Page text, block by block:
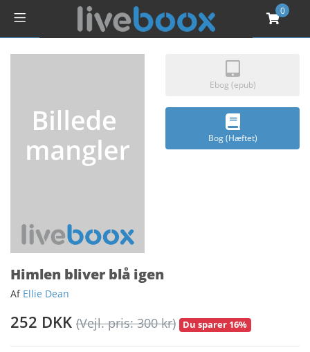
0
Ebog (epub)
Bog (Hæftet)
Himlen bliver blå igen
Af Ellie Dean
252 DKK (Vejl. pris: 300 kr) Du sparer 16%